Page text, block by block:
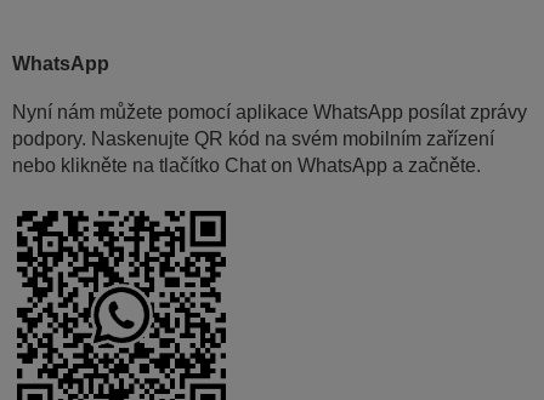
WhatsApp
Nyní nám můžete pomocí aplikace WhatsApp posílat zprávy
podpory. Naskenujte QR kód na svém mobilním zařízení
nebo klikněte na tlačítko Chat on WhatsApp a začněte.